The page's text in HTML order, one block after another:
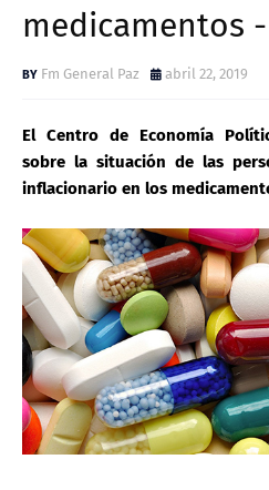
medicamentos
Fm General Paz abril 22, 2019
El Centro de Economía
sobre la situación de las
inflacionario en los